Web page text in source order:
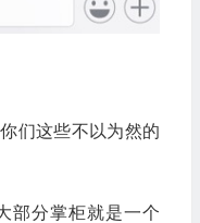
们这些不以为然的
部分掌柜就是一个